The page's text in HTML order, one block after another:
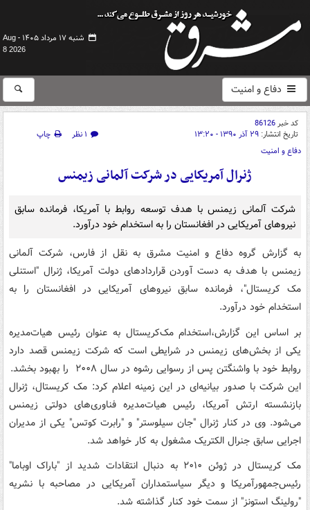
شنبه ۱۷ مرداد ۱۴۰۵ -
Aug
8 2026
دفاع و امنیت
کد خبر86126
تاریخ انتشار: ۲۹ آذر ۱۳۹۰ - ۱۳:۲۰ ۱ نظر
چاپ
دفاع و امنیت
ژنرال آمریکایی در شرکت آلمانی زیمنس
شرکت آلمانی زیمنس با هدف توسعه روابط با آمریکا، فرمانده سابق
نیروهای آمریکایی در افغانستان را به استخدام خود درآورد.
به گزارش گروه دفاع و امنیت مشرق به نقل از فارس، شرکت آلمانی
زیمنس با هدف به دست آوردن قراردادهای دولت آمریکا، ژنرال "استنلی
مک کریستال"، فرمانده سابق نیروهای آمریکایی در افغانستان را به
استخدام خود درآورد.
بر اساس این گزارش،استخدام مک‌کریستال به عنوان رئیس هیات‌مدیره
یکی از بخش‌های زیمنس در شرایطی است که شرکت زیمنس قصد دارد
روابط خود با واشنگتن پس از رسوایی رشوه در سال ‌٢٠٠٨ را بهبود بخشد.
این شرکت با صدور بیانیه‌ای در این زمینه اعلام کرد: مک کریستال، ژنرال
بازنشسته ارتش آمریکا، رئیس هیات‌مدیره فناوری‌های دولتی زیمنس
می‌شود. وی در کنار ژنرال "جان سیلوستر" و "رابرت کوتس" یکی از مدیران
اجرایی سابق جنرال الکتریک مشغول به کار خواهد شد.
مک کریستال در ژوئن ‌٢٠١٠ به دنبال انتقادات شدید از "باراک اوباما"
رئیس‌جمهورآمریکا و دیگر سیاستمداران آمریکایی در مصاحبه با نشریه
"رولینگ استونز" از سمت خود کنار گذاشته شد.